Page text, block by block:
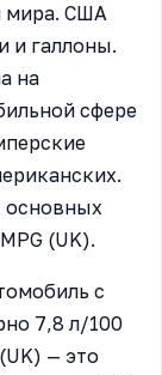
мира. США
и галлоны.
на
сфере
основных
(UK).
с
7,8 л/100
— это